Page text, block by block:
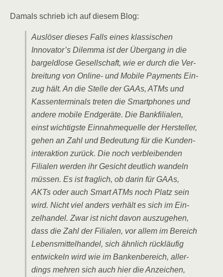
Damals schrieb ich auf die­sem Blog:
Aus­lö­ser die­ses Falls eines klas­si­schen
Innovator’s Dilem­ma ist der Über­gang in die
bar­geld­lo­se Gesell­schaft, wie er durch die Ver­
brei­tung von Online- und Mobi­le Pay­ments Ein­
zug hält. An die Stel­le der GAAs, ATMs und
Kas­sen­ter­mi­nals tre­ten die Smart­phones und
ande­re mobi­le End­ge­rä­te. Die Bank­fi­lia­len,
einst wich­tigs­te Ein­nah­me­quel­le der Her­stel­ler,
gehen an Zahl und Bedeu­tung für die Kun­den­
in­ter­ak­ti­on zurück. Die noch ver­blei­ben­den
Filia­len wer­den ihr Gesicht deut­lich wan­deln
müs­sen. Es ist frag­lich, ob dar­in für GAAs,
AKTs oder auch Smart ATMs noch Platz sein
wird. Nicht viel anders ver­hält es sich im Ein­
zel­han­del. Zwar ist nicht davon aus­zu­ge­hen,
dass die Zahl der Filia­len, vor allem im Bereich
Lebens­mit­tel­han­del, sich ähn­lich rück­läu­fig
ent­wi­ckeln wird wie im Ban­ken­be­reich, aller­
dings meh­ren sich auch hier die Anzei­chen,